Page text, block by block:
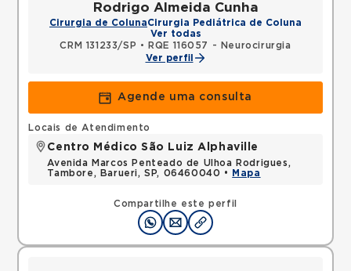
Rodrigo Almeida Cunha
Cirurgia de ColunaCirurgia Pediátrica de Coluna
Ver todas
CRM 131233/SP •
RQE 116057 - Neurocirurgia
Ver perfil
Agende uma consulta
Compartilhe este perfil
Locais de Atendimento
Centro Médico São Luiz Alphaville
Avenida Marcos Penteado de Ulhoa Rodrigues,
Tambore, Barueri, SP, 06460040 •
Mapa